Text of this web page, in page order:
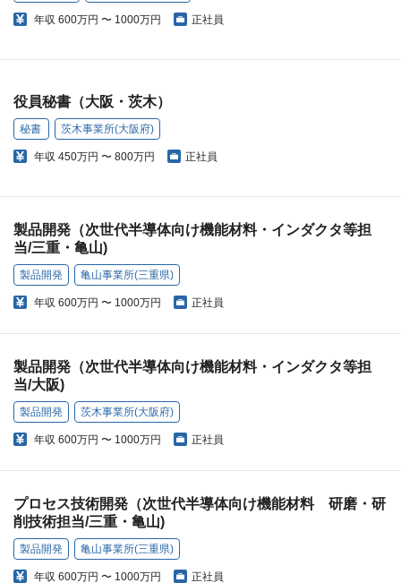
年収 600万円 〜 1000万円 正社員
役員秘書（大阪・茨木）
秘書 茨木事業所(大阪府)
年収 450万円 〜 800万円 正社員
製品開発（次世代半導体向け機能材料・インダクタ等担
当/三重・亀山)
製品開発 亀山事業所(三重県)
年収 600万円 〜 1000万円 正社員
製品開発（次世代半導体向け機能材料・インダクタ等担
当/大阪)
製品開発 茨木事業所(大阪府)
年収 600万円 〜 1000万円 正社員
プロセス技術開発（次世代半導体向け機能材料 研磨・研
削技術担当/三重・亀山)
製品開発 亀山事業所(三重県)
年収 600万円 〜 1000万円 正社員